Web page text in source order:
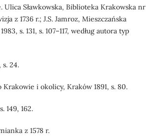
Ulica Sławkowska, Biblioteka Krakowska nr
z 1736 r.; J.S. Jamroz, Mieszczańska
s. 131, s. 107–117, według autora typ
s. 24.
i okolicy, Kraków 1891, s. 80.
149, 162.
z 1578 r.